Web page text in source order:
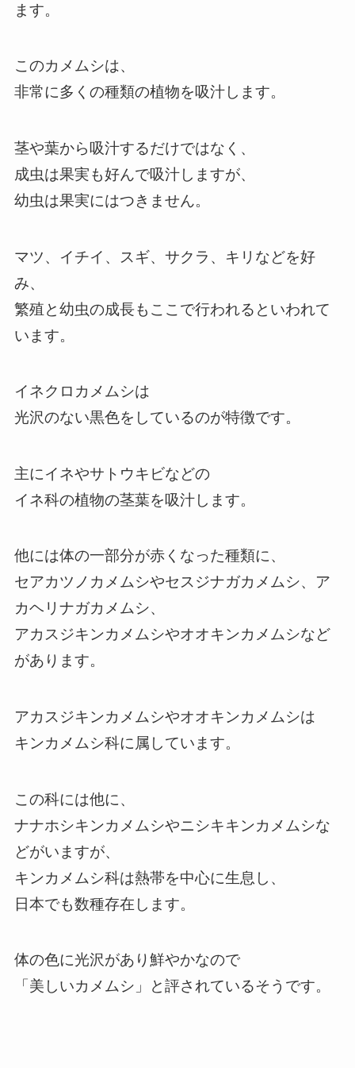
ます。
このカメムシは、
非常に多くの種類の植物を吸汁します。
茎や葉から吸汁するだけではなく、
成虫は果実も好んで吸汁しますが、
幼虫は果実にはつきません。
マツ、イチイ、スギ、サクラ、キリなどを好
み、
繁殖と幼虫の成長もここで行われるといわれて
います。
イネクロカメムシは
光沢のない黒色をしているのが特徴です。
主にイネやサトウキビなどの
イネ科の植物の茎葉を吸汁します。
他には体の一部分が赤くなった種類に、
セアカツノカメムシやセスジナガカメムシ、ア
カヘリナガカメムシ、
アカスジキンカメムシやオオキンカメムシなど
があります。
アカスジキンカメムシやオオキンカメムシは
キンカメムシ科に属しています。
この科には他に、
ナナホシキンカメムシやニシキキンカメムシな
どがいますが、
キンカメムシ科は熱帯を中心に生息し、
日本でも数種存在します。
体の色に光沢があり鮮やかなので
「美しいカメムシ」と評されているそうです。